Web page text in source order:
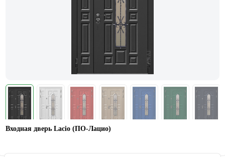
Входная дверь Lacio (ПО-Лацио)